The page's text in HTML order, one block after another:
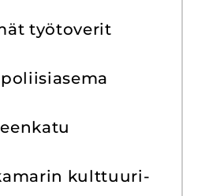
työ­to­ve­rit
po­lii­sia­se­ma
kult­tuu­ri­